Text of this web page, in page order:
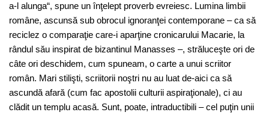
a-l alunga“, spune un înţelept proverb evreiesc. Lumina limbii
române, ascunsă sub obrocul ignoranţei contemporane – ca să
reciclez o comparaţie care-i aparţine cronicarului Macarie, la
rândul său inspirat de bizantinul Manasses –, străluceşte ori de
câte ori deschidem, cum spuneam, o carte a unui scriitor
român. Mari stilişti, scriitorii noştri nu au luat de-aici ca să
ascundă afară (cum fac apostolii culturii aspiraţionale), ci au
clădit un templu acasă. Sunt, poate, intraductibili – cel puţin unii